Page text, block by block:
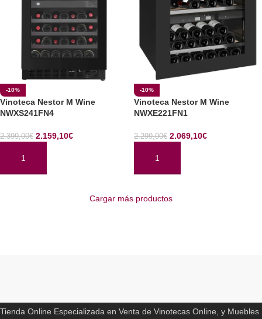
-10%
Vinoteca Nestor M Wine
NWXS241FN4
2.399,00€ 2.159,10€
AÑADIR AL CARRITO
-10%
Vinoteca Nestor M Wine
NWXE221FN1
2.299,00€ 2.069,10€
AÑADIR AL CARRITO
Cargar más productos
Tienda Online Especializada en Venta de Vinotecas Online, y Muebles